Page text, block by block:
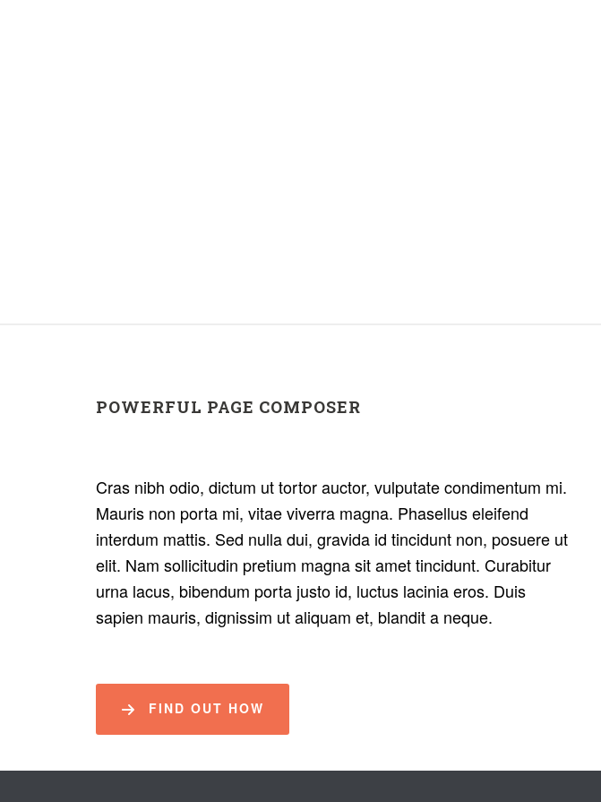
POWERFUL PAGE COMPOSER
Cras nibh odio, dictum ut tortor auctor, vulputate condimentum mi.
Mauris non porta mi, vitae viverra magna. Phasellus eleifend
interdum mattis. Sed nulla dui, gravida id tincidunt non, posuere ut
elit. Nam sollicitudin pretium magna sit amet tincidunt. Curabitur
urna lacus, bibendum porta justo id, luctus lacinia eros. Duis
sapien mauris, dignissim ut aliquam et, blandit a neque.
FIND OUT HOW